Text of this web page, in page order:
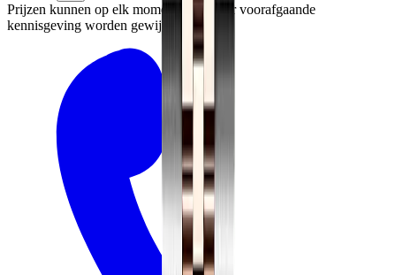
Prijzen kunnen op elk moment en zonder voorafgaande
kennisgeving worden gewijzigd.